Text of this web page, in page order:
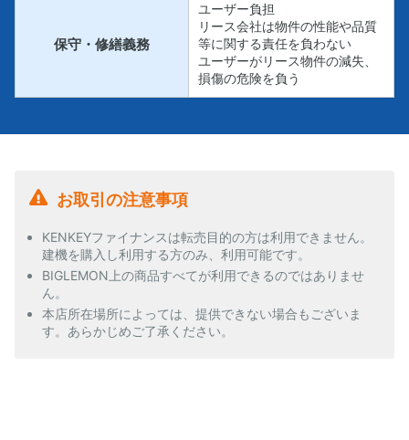
保守・修繕義務
ユーザー負担
リース会社は物件の性能や品質
等に関する責任を負わない
ユーザーがリース物件の減失、
損傷の危険を負う
お取引の注意事項
KENKEYファイナンスは転売目的の方は利用できません。
建機を購入し利用する方のみ、利用可能です。
BIGLEMON上の商品すべてが利用できるのではありませ
ん。
本店所在場所によっては、提供できない場合もございま
す。あらかじめご了承ください。